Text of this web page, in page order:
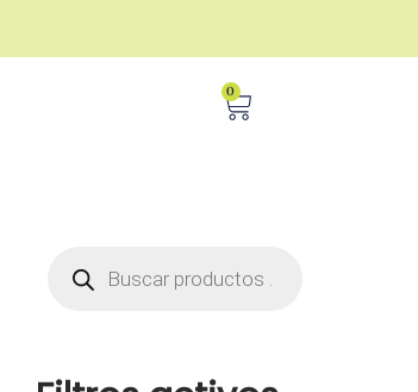
0